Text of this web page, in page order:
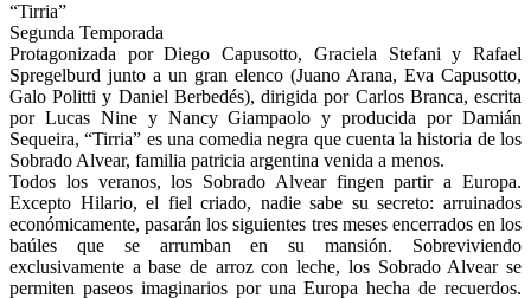
“Tirria”
Segunda Temporada
Protagonizada por Diego Capusotto, Graciela Stefani y Rafael
Spregelburd junto a un gran elenco (Juano Arana, Eva Capusotto,
Galo Politti y Daniel Berbedés), dirigida por Carlos Branca, escrita
por Lucas Nine y Nancy Giampaolo y producida por Damián
Sequeira, “Tirria” es una comedia negra que cuenta la historia de los
Sobrado Alvear, familia patricia argentina venida a menos.
Todos los veranos, los Sobrado Alvear fingen partir a Europa.
Excepto Hilario, el fiel criado, nadie sabe su secreto: arruinados
económicamente, pasarán los siguientes tres meses encerrados en los
baúles que se arrumban en su mansión. Sobreviviendo
exclusivamente a base de arroz con leche, los Sobrado Alvear se
permiten paseos imaginarios por una Europa hecha de recuerdos.